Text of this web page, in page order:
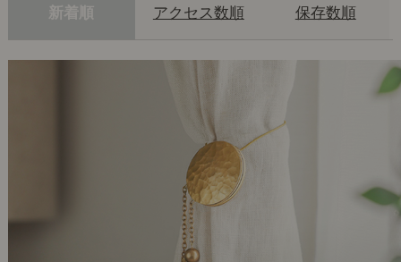
新着順 アクセス数順 保存数順